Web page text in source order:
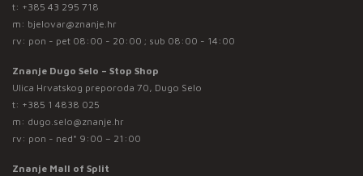
t: +385 43 295 718
m: bjelovar@znanje.hr
rv: pon - pet 08:00 - 20:00 ; sub 08:00 - 14:00
Znanje Dugo Selo – Stop Shop
Ulica Hrvatskog preporoda 70, Dugo Selo
t: +385 1 4838 025
m: dugo.selo@znanje.hr
rv: pon - ned* 9:00 – 21:00
Znanje Mall of Split